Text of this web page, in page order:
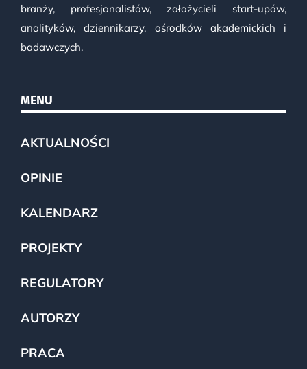
branży, profesjonalistów, założycieli start-upów,
analityków, dziennikarzy, ośrodków akademickich i
badawczych.
MENU
AKTUALNOŚCI
OPINIE
KALENDARZ
PROJEKTY
REGULATORY
AUTORZY
PRACA